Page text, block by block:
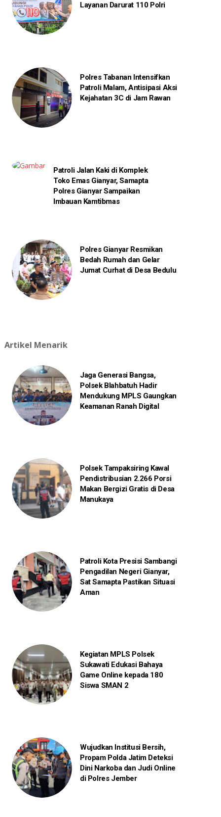
Layanan Darurat 110 Polri
Polres Tabanan Intensifkan
Patroli Malam, Antisipasi Aksi
Kejahatan 3C di Jam Rawan
Patroli Jalan Kaki di Komplek
Toko Emas Gianyar, Samapta
Polres Gianyar Sampaikan
Imbauan Kamtibmas
Polres Gianyar Resmikan
Bedah Rumah dan Gelar
Jumat Curhat di Desa Bedulu
Artikel Menarik
Jaga Generasi Bangsa,
Polsek Blahbatuh Hadir
Mendukung MPLS Gaungkan
Keamanan Ranah Digital
Polsek Tampaksiring Kawal
Pendistribusian 2.266 Porsi
Makan Bergizi Gratis di Desa
Manukaya
Patroli Kota Presisi Sambangi
Pengadilan Negeri Gianyar,
Sat Samapta Pastikan Situasi
Aman
Kegiatan MPLS Polsek
Sukawati Edukasi Bahaya
Game Online kepada 180
Siswa SMAN 2
Wujudkan Institusi Bersih,
Propam Polda Jatim Deteksi
Dini Narkoba dan Judi Online
di Polres Jember